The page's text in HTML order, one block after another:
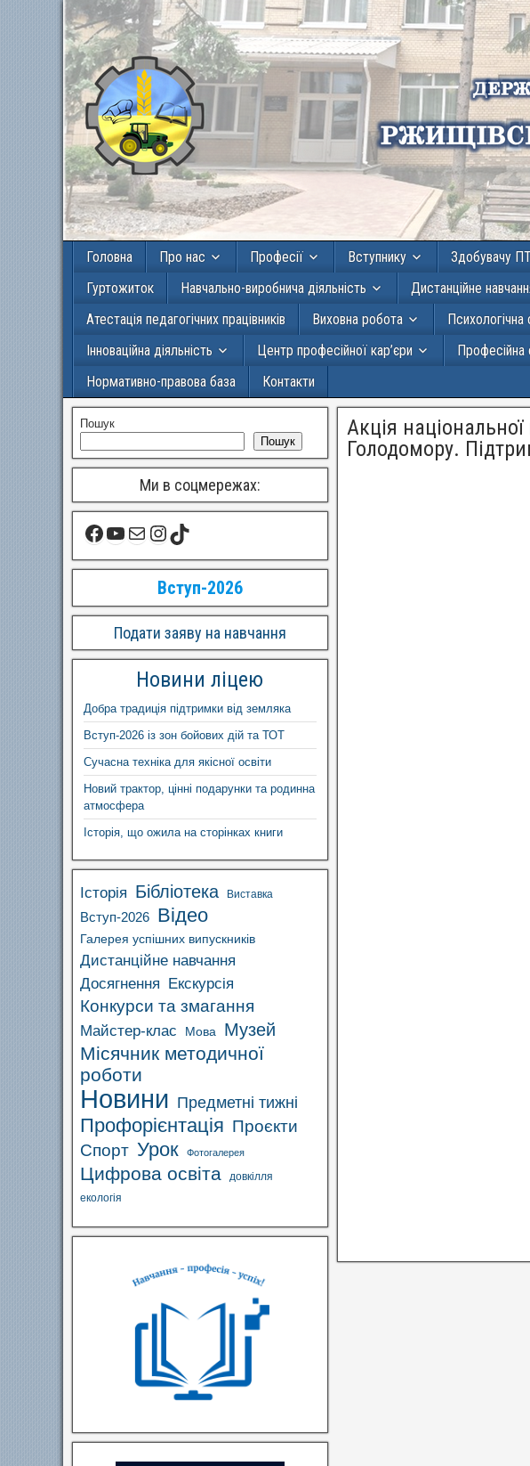
Головна Про нас Професії Вступнику Здобувачу
Гуртожиток
Навчально-виробнича діяльність Дистанційне
Атестація педагогічних працівників
Виховна робота
Інноваційна діяльність
Центр професійної кар’єри Професійна
Нормативно-правова база
Контакти
Акція
Голодомору.
Пошук
Пошук
Ми в соцмережах:
Вступ-2026
Подати заяву на навчання
Новини ліцею
Добра традиція підтримки від земляка
Вступ-2026 із зон бойових дій та ТОТ
Сучасна техніка для якісної освіти
Новий трактор, цінні подарунки та родинна
атмосфера
Історія, що ожила на сторінках книги
Історія Бібліотека Виставка
Вступ-2026 Відео
Галерея успішних випускників
Дистанційне навчання
Досягнення Екскурсія
Конкурси та змагання
Майстер-клас Мова Музей
Місячник методичної
роботи
Новини Предметні тижні
Профорієнтація Проєкти
Спорт Урок Фотогалерея
Цифрова освіта
довкілля
екологія